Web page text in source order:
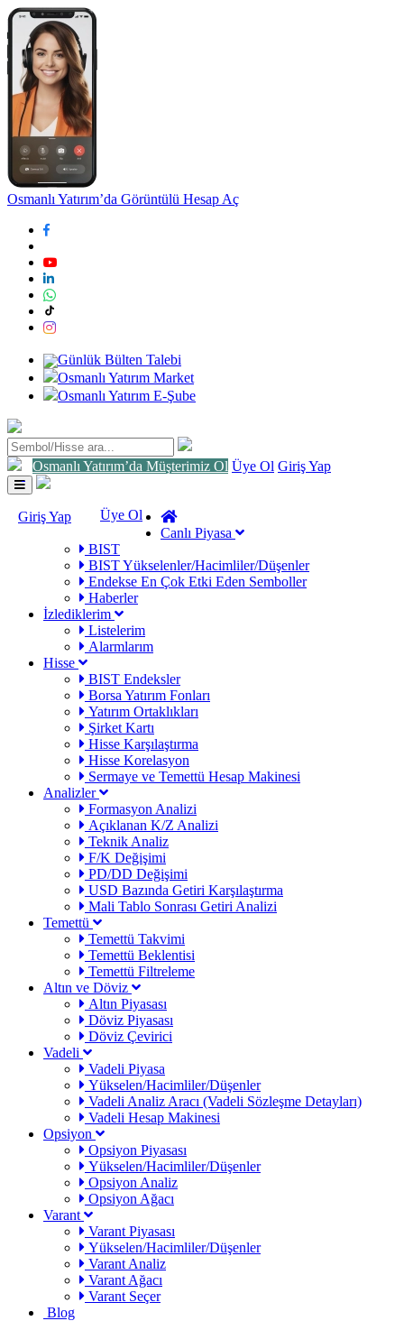
Osmanlı Yatırım’da Görüntülü Hesap Aç
Günlük Bülten Talebi
Osmanlı Yatırım Market
Osmanlı Yatırım E-Şube
Osmanlı Yatırım’da Müşterimiz Ol Üye Ol Giriş Yap
Toggle
navigation
Giriş Yap
Üye Ol
Canlı Piyasa
BIST
BIST Yükselenler/Hacimliler/Düşenler
Endekse En Çok Etki Eden Semboller
Haberler
İzlediklerim
Listelerim
Alarmlarım
Hisse
BIST Endeksler
Borsa Yatırım Fonları
Yatırım Ortaklıkları
Şirket Kartı
Hisse Karşılaştırma
Hisse Korelasyon
Sermaye ve Temettü Hesap Makinesi
Analizler
Formasyon Analizi
Açıklanan K/Z Analizi
Teknik Analiz
F/K Değişimi
PD/DD Değişimi
USD Bazında Getiri Karşılaştırma
Mali Tablo Sonrası Getiri Analizi
Temettü
Temettü Takvimi
Temettü Beklentisi
Temettü Filtreleme
Altın ve Döviz
Altın Piyasası
Döviz Piyasası
Döviz Çevirici
Vadeli
Vadeli Piyasa
Yükselen/Hacimliler/Düşenler
Vadeli Analiz Aracı (Vadeli Sözleşme Detayları)
Vadeli Hesap Makinesi
Opsiyon
Opsiyon Piyasası
Yükselen/Hacimliler/Düşenler
Opsiyon Analiz
Opsiyon Ağacı
Varant
Varant Piyasası
Yükselen/Hacimliler/Düşenler
Varant Analiz
Varant Ağacı
Varant Seçer
Blog